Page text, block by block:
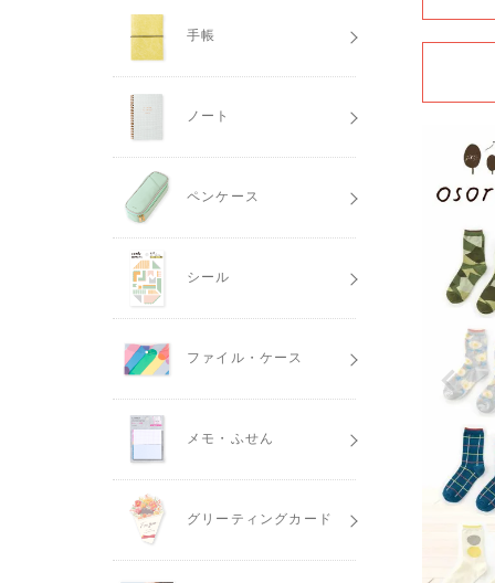
手帳
ノート
ペンケース
シール
ファイル・ケース
メモ・ふせん
グリーティングカード